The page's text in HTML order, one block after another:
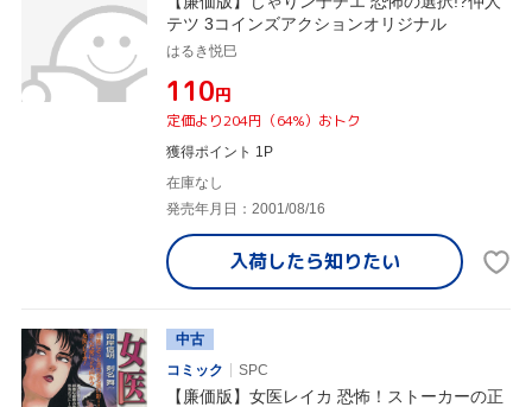
テツ 3コインズアクションオリジナル
はるき悦巳
¥110円
定価より204円（64%）おトク
獲得ポイント 1P
在庫なし
発売年月日：2001/08/16
入荷したら知りたい
中古
コミック
SPC
【廉価版】女医レイカ 恐怖！ストーカーの正